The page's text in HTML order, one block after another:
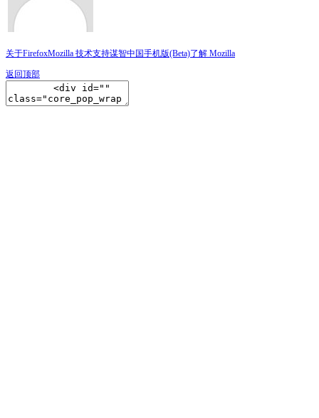
关于FirefoxMozilla 技术支持谋智中国手机版(Beta)了解 Mozilla
返回顶部